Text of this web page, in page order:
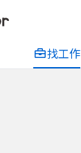
找工作